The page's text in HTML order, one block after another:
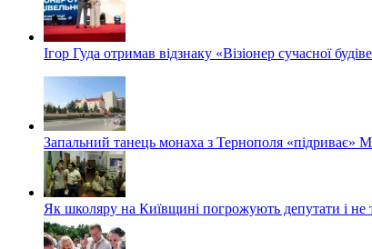
Ігор Гуда отримав відзнаку «Візіонер сучасної
Запальний танець монаха з Тернополя «підриває»
Як школяру на Київщині погрожують депутати і не